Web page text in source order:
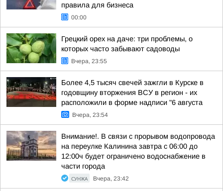
правила для бизнеса
00:00
Грецкий орех на даче: три проблемы, о
которых часто забывают садоводы
Вчера, 23:55
Более 4,5 тысяч свечей зажгли в Курске в
годовщину вторжения ВСУ в регион - их
расположили в форме надписи "6 августа
Вчера, 23:54
Внимание!. В связи с прорывом водопровода
на переулке Калинина завтра с 06:00 до
12:00ч будет ограничено водоснабжение в
части города
СУНЖА Вчера, 23:42